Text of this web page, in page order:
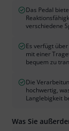
Das Pedal
verschiedene
Es verfügt
mit einer
bequem zu
Die
hochwertig,
Langlebigkeit
Was Sie